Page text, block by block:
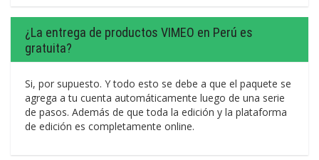
¿La entrega de productos VIMEO en Perú es
gratuita?
Si, por supuesto. Y todo esto se debe a que el paquete se
agrega a tu cuenta automáticamente luego de una serie
de pasos. Además de que toda la edición y la plataforma
de edición es completamente online.